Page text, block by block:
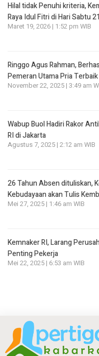
Hilal tidak Penuhi kriteria,
Raya Idul Fitri di Hari Sabtu
Maret 19, 2026 | 1:52 pm WIB
Ringgo Agus Rahman,
Pemeran Utama Pria
November 22, 2025 | 3:49 am
Wabup Buol Hadiri Rakor
RI di Jakarta
Agustus 7, 2025 | 2:12 am WIB
26 Tahun Absen dituliskan,
Kebudayaan akan Tulis
Mei 27, 2025 | 1:46 am WIB
Kemnaker RI, Larang
Penting Pekerja
Mei 22, 2025 | 6:53 am WIB